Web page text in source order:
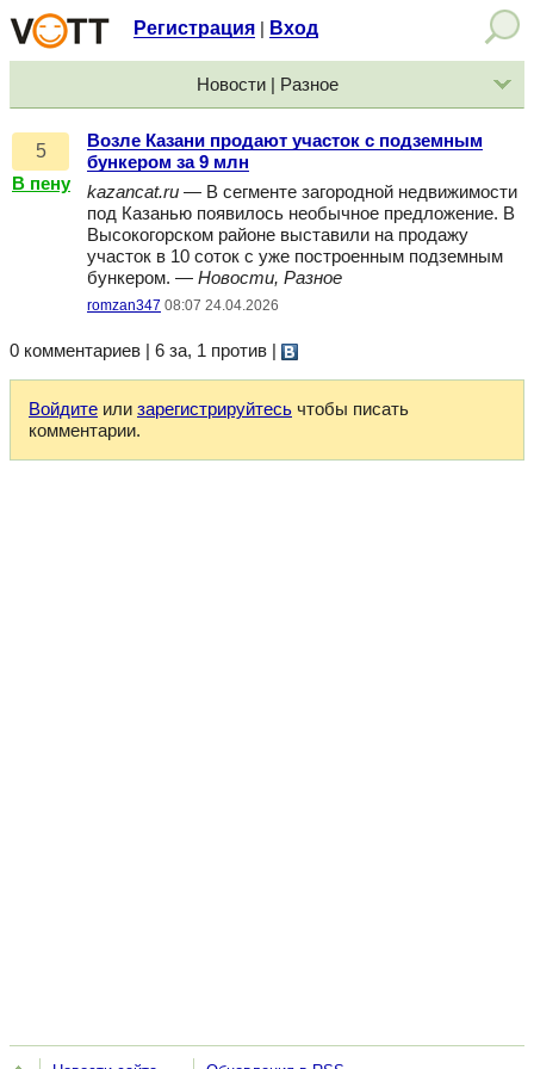
Регистрация Вход
Новости | Разное
5
В пену
Возле Казани продают участок с подземным
бункером за 9 млн
kazancat.ru — В сегменте загородной недвижимости
под Казанью появилось необычное предложение. В
Высокогорском районе выставили на продажу
участок в 10 соток с уже построенным подземным
бункером. — Новости, Разное
romzan347 08:07 24.04.2026
0 комментариев | 6 за, 1 против
Войдите или зарегистрируйтесь чтобы писать
комментарии.